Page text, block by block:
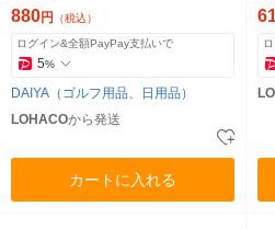
880円 （税込）
ログイン&全額PayPay支払いで
5%
DAIYA（ゴルフ用品、日用品）
LOHACOから発送
カートに入れる